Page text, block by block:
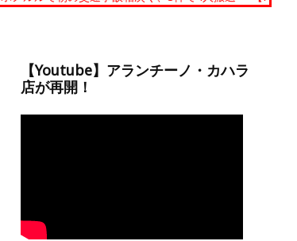
【Youtube】アランチーノ・カハラ
店が再開！